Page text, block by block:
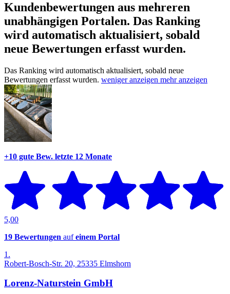
Kundenbewertungen aus mehreren
unabhängigen Portalen. Das Ranking
wird automatisch aktualisiert, sobald
neue Bewertungen erfasst wurden.
Das Ranking wird automatisch aktualisiert, sobald neue
Bewertungen erfasst wurden. weniger anzeigen mehr anzeigen
+10 gute Bew. letzte 12 Monate
5,00
19 Bewertungen aufeinem Portal
1.
Robert-Bosch-Str. 20, 25335 Elmshorn
Lorenz-Naturstein GmbH